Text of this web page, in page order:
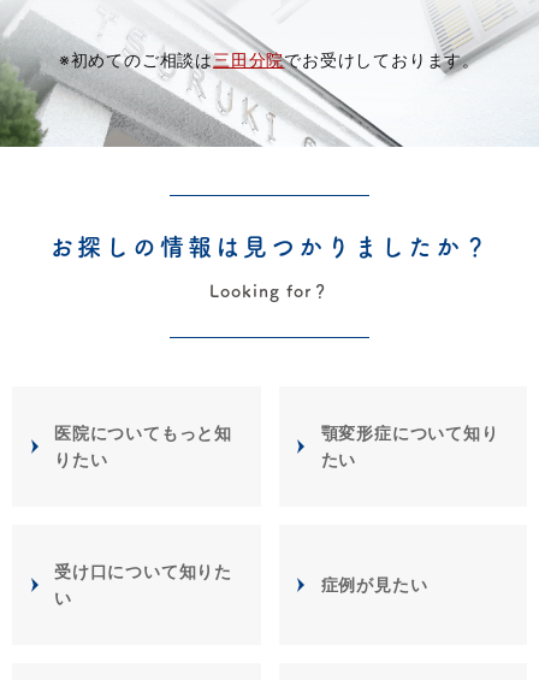
※初めてのご相談は三田分院でお受けしております。
お探しの情報は見つかりましたか？
Looking for？
医院についてもっと知
りたい
顎変形症について知り
たい
受け口について知りた
い
症例が見たい